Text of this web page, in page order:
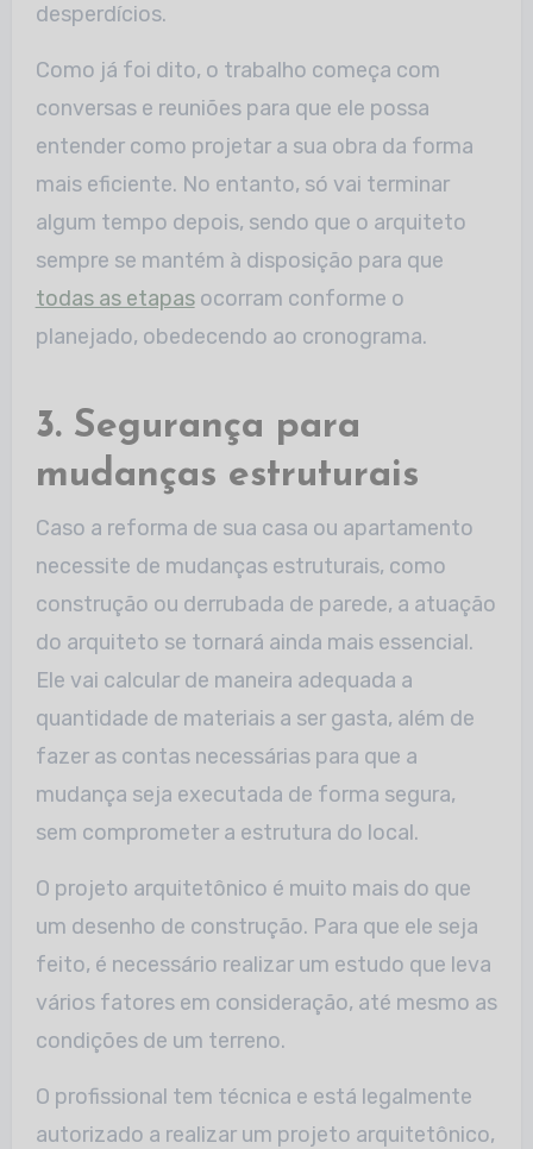
desperdícios.
Como já foi dito, o trabalho começa com
conversas e reuniões para que ele possa
entender como projetar a sua obra da forma
mais eficiente. No entanto, só vai terminar
algum tempo depois, sendo que o arquiteto
sempre se mantém à disposição para que
todas as etapasocorram conforme o
planejado, obedecendo ao cronograma.
3. Segurança para
mudanças estruturais
Caso a reforma de sua casa ou apartamento
necessite de mudanças estruturais, como
construção ou derrubada de parede, a atuação
do arquiteto se tornará ainda mais essencial.
Ele vai calcular de maneira adequada a
quantidade de materiais a ser gasta, além de
fazer as contas necessárias para que a
mudança seja executada de forma segura,
sem comprometer a estrutura do local.
O projeto arquitetônico é muito mais do que
um desenho de construção. Para que ele seja
feito, é necessário realizar um estudo que leva
vários fatores em consideração, até mesmo as
condições de um terreno.
O profissional tem técnica e está legalmente
autorizado a realizar um projeto arquitetônico,